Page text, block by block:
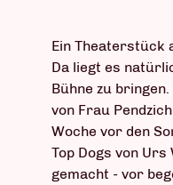
Ein Theaterstück
Da liegt es
Bühne zu
von Frau
Woche vor den
Top Dogs von
gemacht - vor